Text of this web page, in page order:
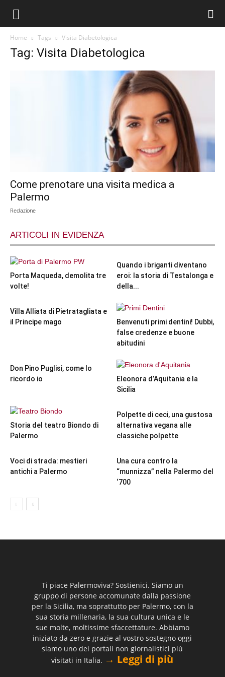
Home Tags Visita Diabetologica
Tag: Visita Diabetologica
Come prenotare una visita medica a
Palermo
Redazione
ARTICOLI IN EVIDENZA
Porta Maqueda, demolita tre
volte!
Quando i briganti diventano
eroi: la storia di Testalonga e
della...
Villa Alliata di Pietratagliata e
il Principe mago
Benvenuti primi dentini! Dubbi,
false credenze e buone
abitudini
Don Pino Puglisi, come lo
ricordo io
Eleonora d’Aquitania e la
Sicilia
Storia del teatro Biondo di
Palermo
Polpette di ceci, una gustosa
alternativa vegana alle
classiche polpette
Voci di strada: mestieri
antichi a Palermo
Una cura contro la
“munnizza” nella Palermo del
‘700
Ti piace Palermoviva? Sostienici. Siamo un
gruppo di persone accomunate dalla passione
per la Sicilia, ma soprattutto per Palermo, con la
sua storia millenaria, la sua cultura unica e le
sue molte, moltissime sfaccettature. Abbiamo
iniziato da zero e grazie al vostro sostegno oggi
siamo uno dei portali non giornalistici più
visitati in Italia. → Leggi di più